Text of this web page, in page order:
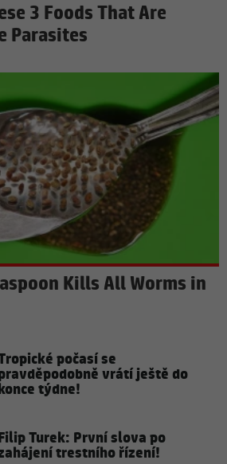
3 Foods That Are
Parasites
Kills All Worms in
počasí se
vrátí ještě do
týdne!
Turek: První slova po
trestního řízení!